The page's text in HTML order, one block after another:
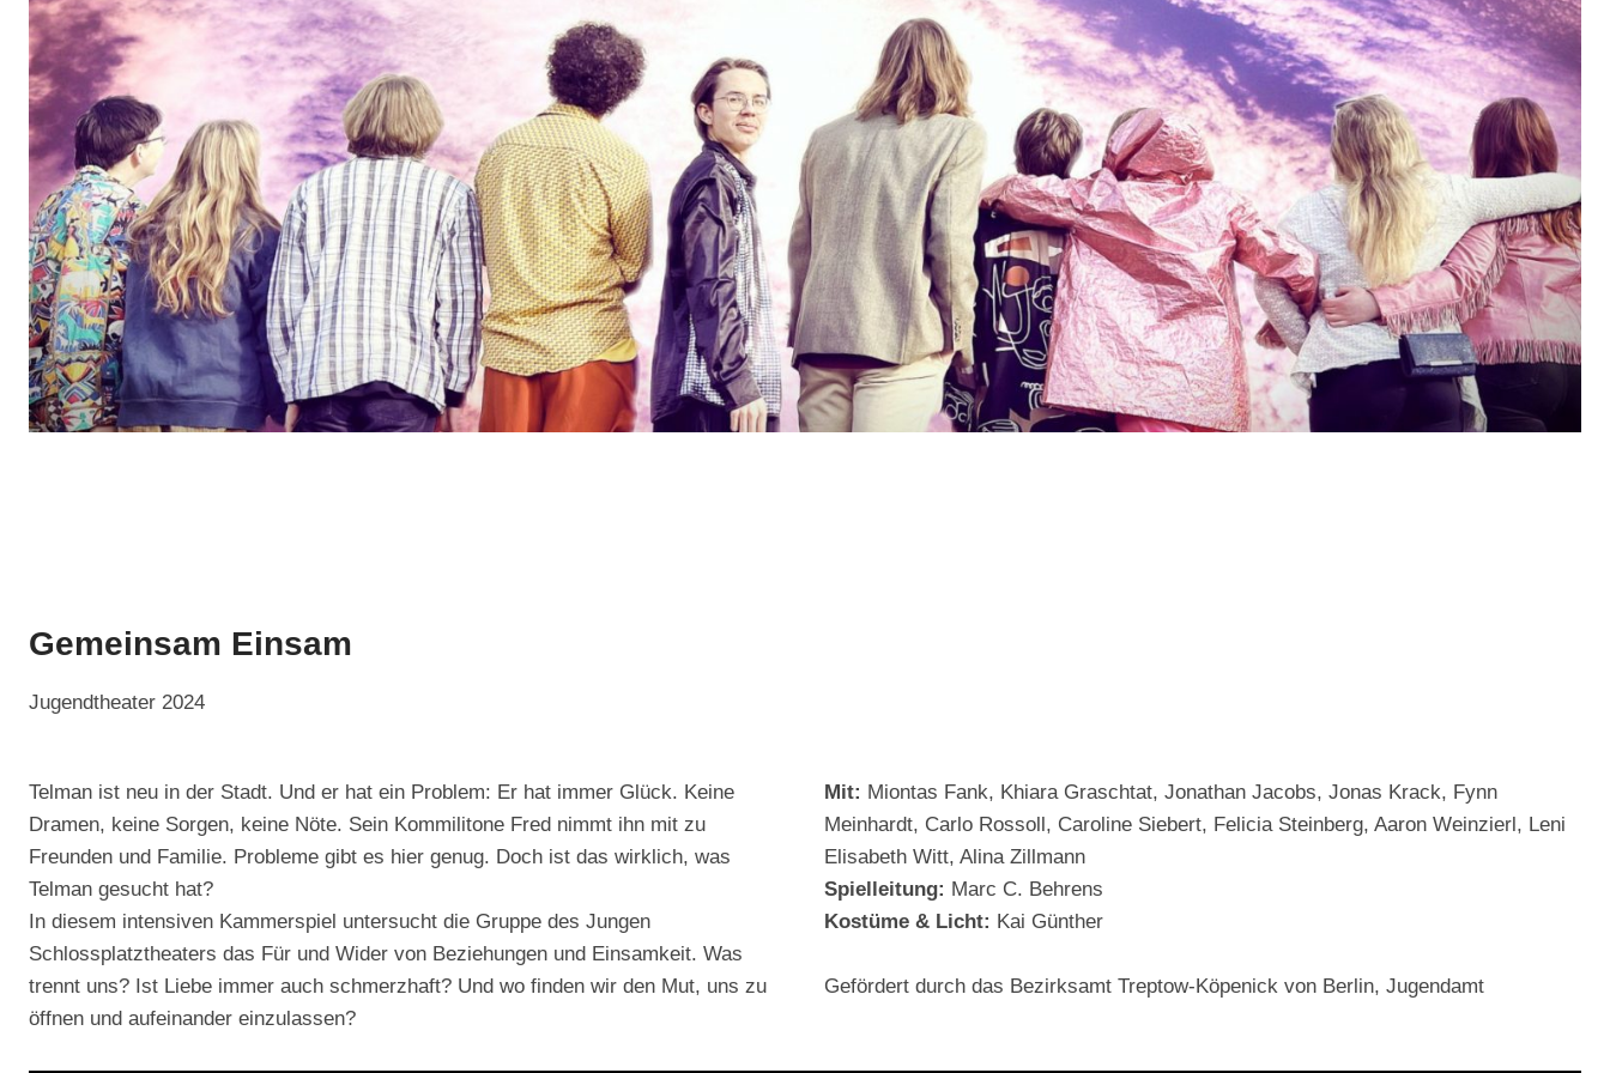
Gemeinsam Einsam
Jugendtheater 2024
Telman ist neu in der Stadt. Und er hat ein Problem: Er hat immer Glück. Keine
Dramen, keine Sorgen, keine Nöte. Sein Kommilitone Fred nimmt ihn mit zu
Freunden und Familie. Probleme gibt es hier genug. Doch ist das wirklich, was
Telman gesucht hat?
In diesem intensiven Kammerspiel untersucht die Gruppe des Jungen
Schlossplatztheaters das Für und Wider von Beziehungen und Einsamkeit. Was
trennt uns? Ist Liebe immer auch schmerzhaft? Und wo finden wir den Mut, uns zu
öffnen und aufeinander einzulassen?
Mit: Miontas Fank, Khiara Graschtat, Jonathan Jacobs, Jonas Krack, Fynn
Meinhardt, Carlo Rossoll, Caroline Siebert, Felicia Steinberg, Aaron Weinzierl, Leni
Elisabeth Witt, Alina Zillmann
Spielleitung: Marc C. Behrens
Kostüme & Licht: Kai Günther
Gefördert durch das Bezirksamt Treptow-Köpenick von Berlin, Jugendamt